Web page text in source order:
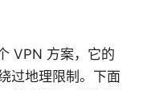
VPN 方案，它的
过地理限制。下面